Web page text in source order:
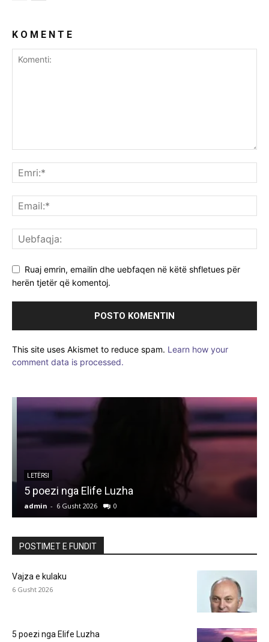
K O M E N T E
Ruaj emrin, emailin dhe uebfaqen në këtë shfletues për
herën tjetër që komentoj.
This site uses Akismet to reduce spam. Learn how your
comment data is processed.
LETËRSI
5 poezi nga Elife Luzha
admin - 6 Gusht 2026 0
POSTIMET E FUNDIT
Vajza e kulaku
6 Gusht 2026
5 poezi nga Elife Luzha